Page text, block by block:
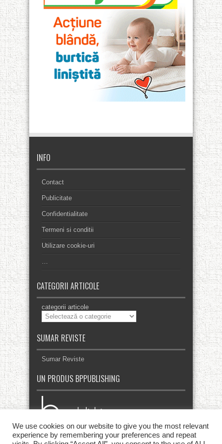
INFO
Contact
Publicitate
Confidentialitate
Termeni si conditii
Utilizare cookie-uri
CATEGORII ARTICOLE
categorii articole
SUMAR REVISTE
Sumar Reviste
UN PRODUS BPPUBLISHING
We use cookies on our website to give you the most relevant
experience by remembering your preferences and repeat